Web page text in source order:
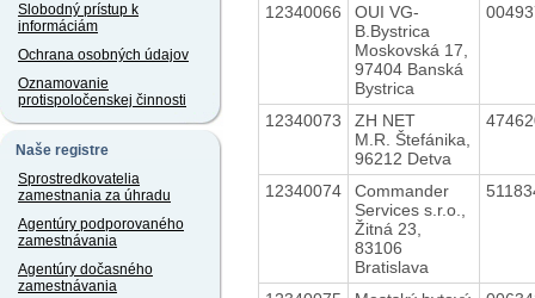
Slobodný prístup k
informáciám
Ochrana osobných údajov
Oznamovanie
protispoločenskej činnosti
Naše registre
Sprostredkovatelia
zamestnania za úhradu
Agentúry podporovaného
zamestnávania
Agentúry dočasného
zamestnávania
12340066
OUI VG-
B.Bystrica
Moskovská 17,
97404 Banská
Bystrica
12340073
ZH NET
M.R. Štefánika,
96212 Detva
12340074
Commander
Services s.r.o.,
Žitná 23,
83106
Bratislava